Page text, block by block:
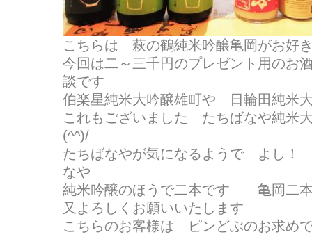
こちらは 萩の鶴純米吟醸亀岡がお好
今回は二～三千円のプレゼント用のお
談です
伯楽星純米大吟醸雄町や 日輪田純米
これもございました たちばなや純米
(^^)/
たちばなやが気になるようで よし
なや
純米吟醸のほうで二本です 亀岡二本
又よろしくお願いいたします
こちらのお客様は ピンどぶのお求め